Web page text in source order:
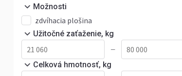
Možnosti
zdvíhacia plošina
Užitočné zaťaženie, kg
—
Celková hmotnosť, kg